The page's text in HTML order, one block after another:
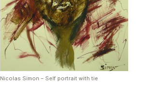
Nicolas Simon – Self portrait with tie